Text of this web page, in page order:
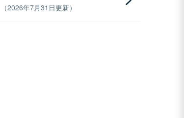
2026年7月31日更新）